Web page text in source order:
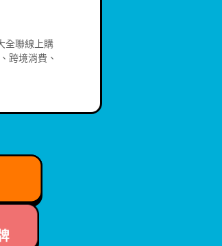
全聯線上購
跨境消費、